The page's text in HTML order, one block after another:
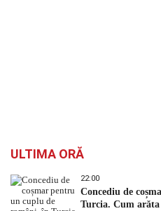
ULTIMA ORĂ
22:00
Concediu de
Turcia. Cum